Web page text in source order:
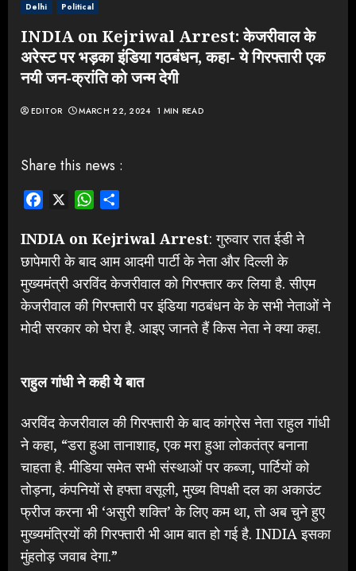
Delhi Political
INDIA on Kejriwal Arrest: केजरीवाल के
अरेस्ट पर भड़का इंडिया गठबंधन, कहा- ये गिरफ्तारी एक
नयी जन-क्रांति को जन्म देगी
EDITOR MARCH 22, 2024 1 MIN READ
Share this news :
Facebook WhatsApp
INDIA on Kejriwal Arrest: गुरुवार रात ईडी ने
छापेमारी के बाद आम आदमी पार्टी के नेता और दिल्ली के
मुख्यमंत्री अरविंद केजरीवाल को गिरफ्तार कर लिया है. सीएम
केजरीवाल की गिरफ्तारी पर इंडिया गठबंधन के के सभी नेताओं ने
मोदी सरकार को घेरा है. आइए जानते हैं किस नेता ने क्या कहा.
राहुल गांधी ने कही ये बात
अरविंद केजरीवाल की गिरफ्तारी के बाद कांग्रेस नेता राहुल गांधी
ने कहा, “डरा हुआ तानाशाह, एक मरा हुआ लोकतंत्र बनाना
चाहता है. मीडिया समेत सभी संस्थाओं पर कब्जा, पार्टियों को
तोड़ना, कंपनियों से हफ्ता वसूली, मुख्य विपक्षी दल का अकाउंट
फ्रीज करना भी ‘असुरी शक्ति’ के लिए कम था, तो अब चुने हुए
मुख्यमंत्रियों की गिरफ्तारी भी आम बात हो गई है. INDIA इसका
मुंहतोड़ जवाब देगा.”